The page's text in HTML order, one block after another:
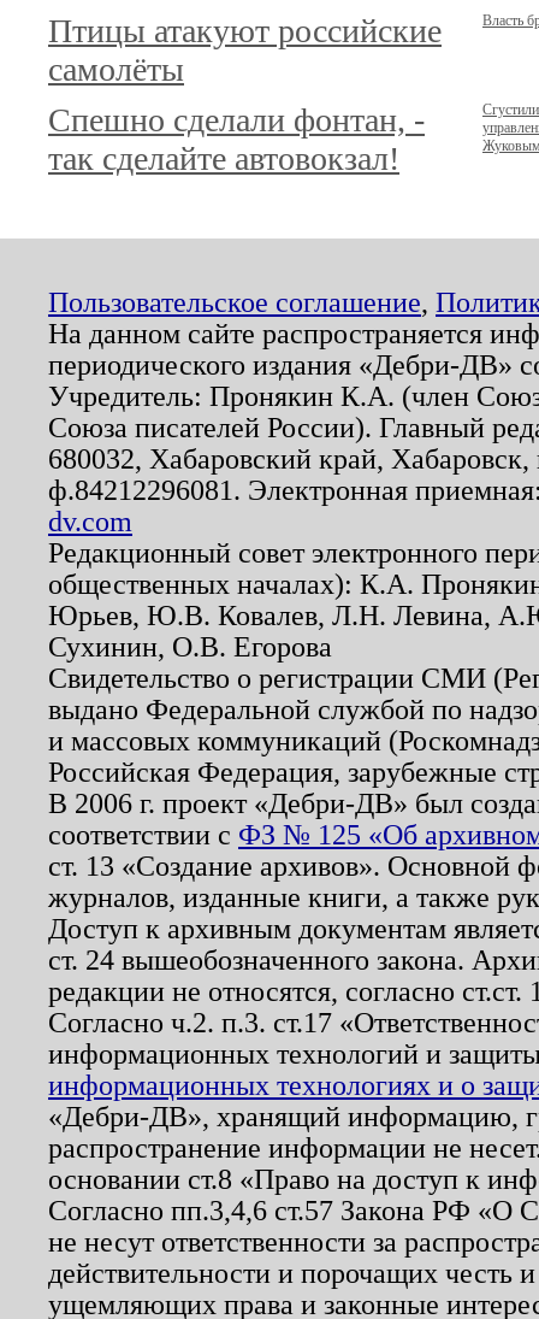
Птицы атакуют российские
самолёты
Власть
Спешно сделали фонтан, -
так сделайте автовокзал!
Пользовательское соглашение,
На данном сайте распространяется
периодического издания «Дебри-ДВ»
Учредитель: Пронякин К.А. (член
Союза писателей России). Главный
680032, Хабаровский край,
ф.84212296081. Электронная
dv.com
Редакционный совет электронного
общественных началах): К.А.
Юрьев, Ю.В. Ковалев, Л.Н. Левина,
Сухинин, О.В. Егорова
Свидетельство о регистрации СМИ
выдано Федеральной службой по
и массовых коммуникаций
Российская Федерация, зарубежные
В 2006 г. проект «Дебри-ДВ» был
соответствии с ФЗ № 125 «Об
ст. 13 «Создание архивов». Основной
журналов, изданные книги, а также
Доступ к архивным документам
ст. 24 вышеобозначенного закона.
редакции не относятся, согласно
Согласно ч.2. п.3. ст.17
информационных технологий и
информационных технологиях и о
«Дебри-ДВ», хранящий информацию,
распространение информации не
основании ст.8 «Право на доступ к
Согласно пп.3,4,6 ст.57 Закона РФ «О
не несут ответственности за
действительности и порочащих честь
ущемляющих права и законные